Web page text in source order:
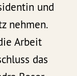
und
nehmen.
Arbeit
das